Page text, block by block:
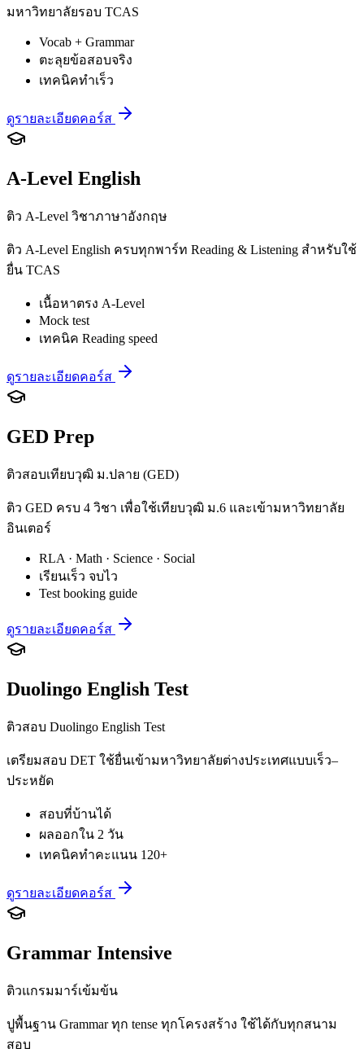
มหาวิทยาลัยรอบ TCAS
Vocab + Grammar
ตะลุยข้อสอบจริง
เทคนิคทำเร็ว
ดูรายละเอียดคอร์ส
A-Level English
ติว A-Level วิชาภาษาอังกฤษ
ติว A-Level English ครบทุกพาร์ท Reading & Listening สำหรับใช้
ยื่น TCAS
เนื้อหาตรง A-Level
Mock test
เทคนิค Reading speed
ดูรายละเอียดคอร์ส
GED Prep
ติวสอบเทียบวุฒิ ม.ปลาย (GED)
ติว GED ครบ 4 วิชา เพื่อใช้เทียบวุฒิ ม.6 และเข้ามหาวิทยาลัย
อินเตอร์
RLA · Math · Science · Social
เรียนเร็ว จบไว
Test booking guide
ดูรายละเอียดคอร์ส
Duolingo English Test
ติวสอบ Duolingo English Test
เตรียมสอบ DET ใช้ยื่นเข้ามหาวิทยาลัยต่างประเทศแบบเร็ว–
ประหยัด
สอบที่บ้านได้
ผลออกใน 2 วัน
เทคนิคทำคะแนน 120+
ดูรายละเอียดคอร์ส
Grammar Intensive
ติวแกรมมาร์เข้มข้น
ปูพื้นฐาน Grammar ทุก tense ทุกโครงสร้าง ใช้ได้กับทุกสนาม
สอบ